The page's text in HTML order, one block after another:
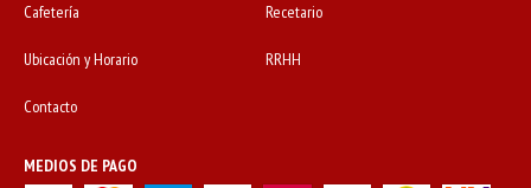
Cafetería Recetario
Ubicación y Horario RRHH
Contacto
MEDIOS DE PAGO